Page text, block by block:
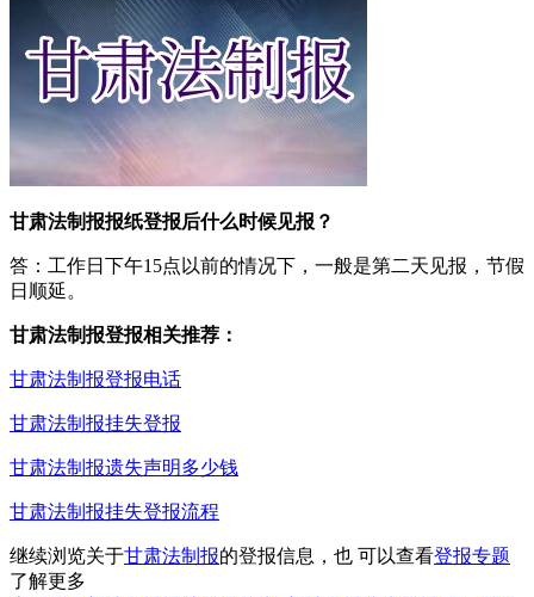
甘肃法制报报纸登报后什么时候见报？
答：工作日下午15点以前的情况下，一般是第二天见报，节假
日顺延。
甘肃法制报登报相关推荐：
甘肃法制报登报电话
甘肃法制报挂失登报
甘肃法制报遗失声明多少钱
甘肃法制报挂失登报流程
继续浏览关于甘肃法制报的登报信息，也 可以查看登报专题
了解更多